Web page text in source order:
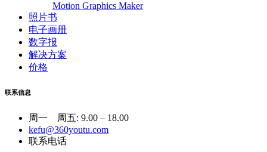
Motion Graphics Maker
照片书
电子画册
数字报
解决方案
价格
联系信息
周一 周五: 9.00 – 18.00
kefu@360youtu.com
联系电话